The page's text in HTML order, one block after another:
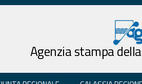
Agenzia stampa